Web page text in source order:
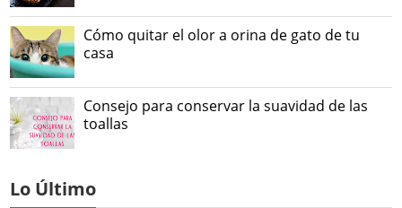
Cómo quitar el olor a orina de gato de tu
casa
Consejo para conservar la suavidad de las
toallas
Lo Último